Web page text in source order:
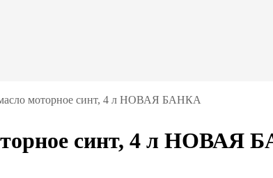
моторное синт, 4 л НОВАЯ БАНКА
синт, 4 л НОВАЯ